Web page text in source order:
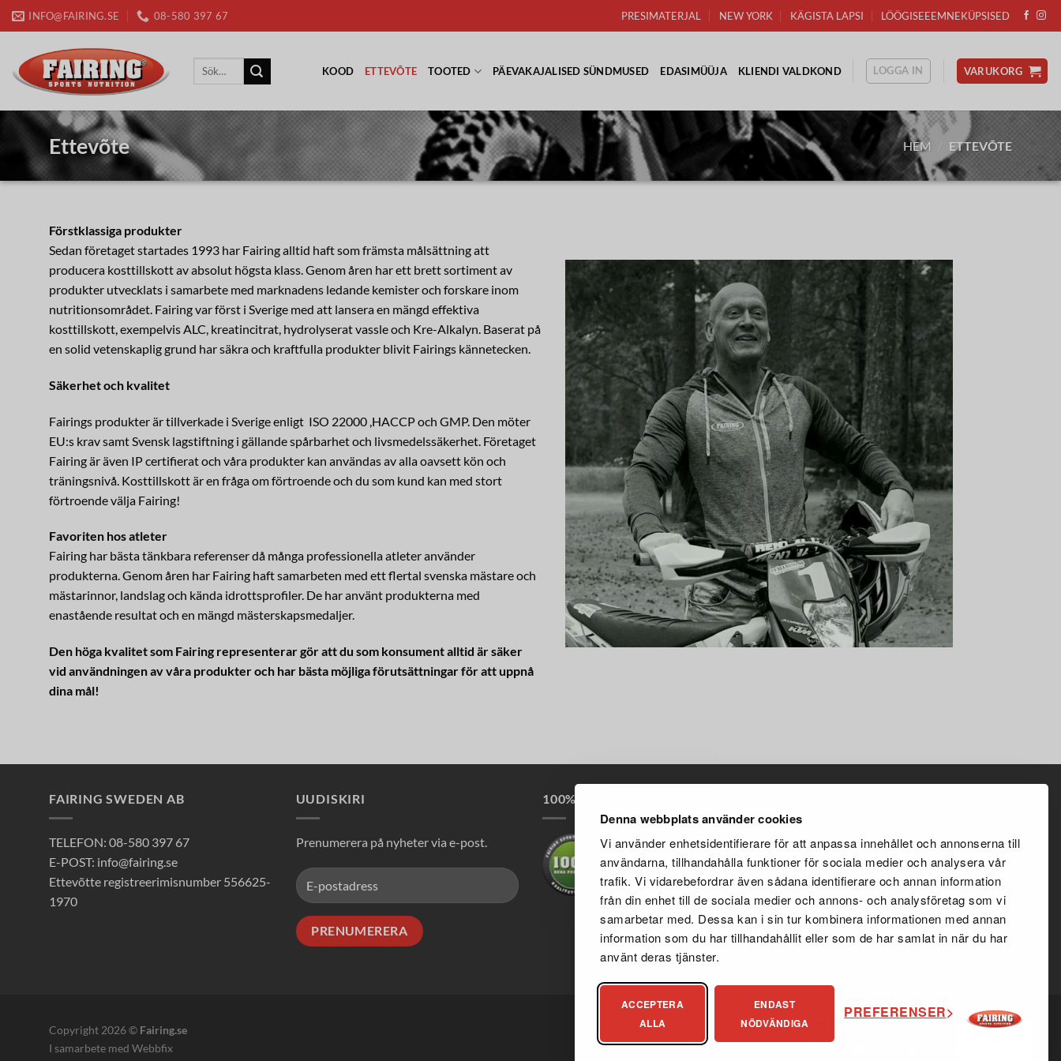
Denna webbplats använder cookies
Vi använder enhetsidentifierare för att anpassa innehållet och annonserna till
användarna, tillhandahålla funktioner för sociala medier och analysera vår
trafik. Vi vidarebefordrar även sådana identifierare och annan information
från din enhet till de sociala medier och annons- och analysföretag som vi
samarbetar med. Dessa kan i sin tur kombinera informationen med annan
information som du har tillhandahållit eller som de har samlat in när du har
använt deras tjänster.
ACCEPTERA
ALLA
ENDAST
NÖDVÄNDIGA
PREFERENSER
Skip
to
INFO@FAIRING.SE 08-580 397 67 PRESIMATERJAL NEW YORK KÄGISTA LAPSI LÖÖGISEEEMNEKÜPSISED
Sök
KOOD ETTEVÕTE TOOTED PÄEVAKAJALISED SÜNDMUSED EDASIMÜÜJA KLIENDI VALDKOND LOGGA IN VARUKORG
Ettevõte HEM / ETTEVÕTE
Förstklassiga produkter
Sedan företaget startades 1993 har Fairing alltid haft som främsta målsättning att
producera kosttillskott av absolut högsta klass. Genom åren har ett brett sortiment av
produkter utvecklats i samarbete med marknadens ledande kemister och forskare inom
nutritionsområdet. Fairing var först i Sverige med att lansera en mängd effektiva
kosttillskott, exempelvis ALC, kreatincitrat, hydrolyserat vassle och Kre-Alkalyn. Baserat på
en solid vetenskaplig grund har säkra och kraftfulla produkter blivit Fairings kännetecken.
Säkerhet och kvalitet
Fairings produkter är tillverkade i Sverige enligt ISO 22000 ,HACCP och GMP. Den möter
EU:s krav samt Svensk lagstiftning i gällande spårbarhet och livsmedelssäkerhet. Företaget
Fairing är även IP certifierat och våra produkter kan användas av alla oavsett kön och
träningsnivå. Kosttillskott är en fråga om förtroende och du som kund kan med stort
förtroende välja Fairing!
Favoriten hos atleter
Fairing har bästa tänkbara referenser då många professionella atleter använder
produkterna. Genom åren har Fairing haft samarbeten med ett flertal svenska mästare och
mästarinnor, landslag och kända idrottsprofiler. De har använt produkterna med
enastående resultat och en mängd mästerskapsmedaljer.
Den höga kvalitet som Fairing representerar gör att du som konsument alltid är säker
vid användningen av våra produkter och har bästa möjliga förutsättningar för att uppnå
dina mål!
FAIRING SWEDEN AB
TELEFON: 08-580 397 67
E-POST: info@fairing.se
Ettevõtte registreerimisnumber 556625-
1970
UUDISKIRI
Prenumerera på nyheter via e-post.
100% PUHTAD TOOTED
Ostutingimused
Edasimüüja leping
Privaatsuspoliitika
Klienditeenindus
Copyright 2026 © Fairing.se
I samarbete med Webbfix